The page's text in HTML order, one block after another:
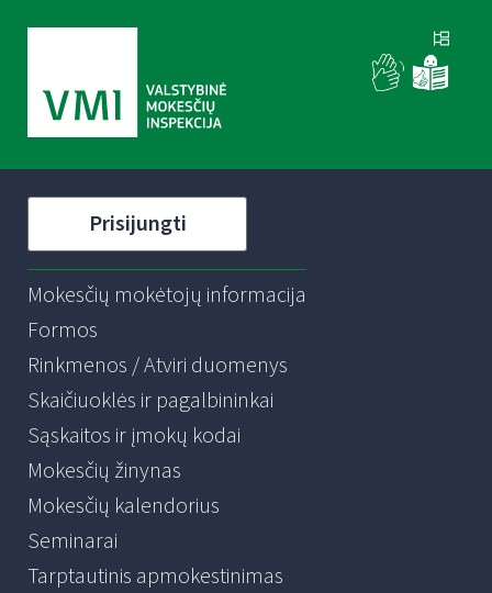
Prisijungti
Mokesčių mokėtojų informacija
Formos
Rinkmenos / Atviri duomenys
Skaičiuoklės ir pagalbininkai
Sąskaitos ir įmokų kodai
Mokesčių žinynas
Mokesčių kalendorius
Seminarai
Tarptautinis apmokestinimas